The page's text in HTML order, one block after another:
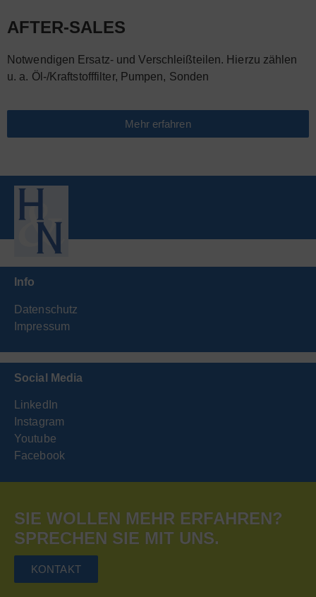
AFTER-SALES
Notwendigen Ersatz- und Verschleißteilen. Hierzu zählen
u. a. Öl-/Kraftstofffilter, Pumpen, Sonden
Mehr erfahren
Info
Datenschutz
Impressum
Social Media
LinkedIn
Instagram
Youtube
Facebook
SIE WOLLEN MEHR ERFAHREN?
SPRECHEN SIE MIT UNS.
KONTAKT